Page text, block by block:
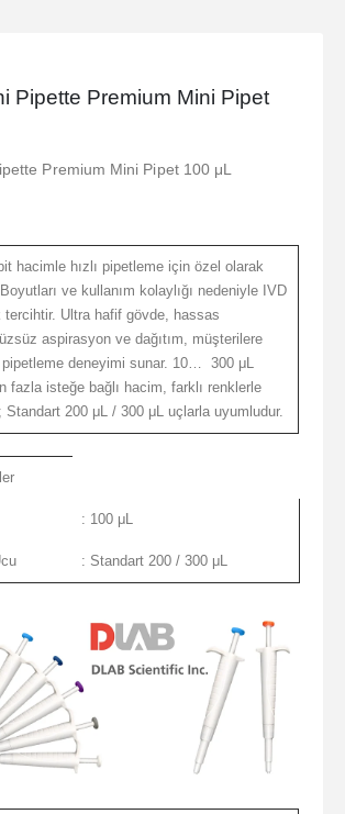
Pipette Premium Mini Pipet
Premium Mini Pipet 100 μL
hacimle hızlı pipetleme için özel olarak
ve kullanım kolaylığı nedeniyle IVD
Ultra hafif gövde, hassas
aspirasyon ve dağıtım, müşterilere
deneyimi sunar. 10… 300 μL
fazla isteğe bağlı hacim, farklı renklerle
Standart 200 μL / 300 μL uçlarla uyumludur.
: 100 μL
: Standart 200 / 300 μL